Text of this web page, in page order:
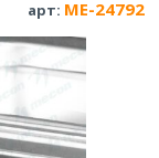
арт: ME-24792